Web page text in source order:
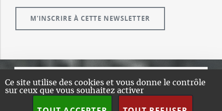
Ce site utilise des cookies et vous donne le contrôle
sur ceux que vous souhaitez activer
© GUALENI.COM
A PROPOS